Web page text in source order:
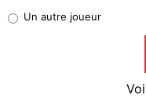
9%
Un autre joueur